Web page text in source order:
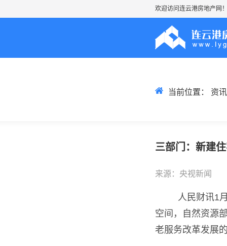
欢迎访问连云港房地产网
当前位置： 资讯
三部门：新建
来源：央视新闻
人民财讯1
空间，自然资源
老服务改革发展